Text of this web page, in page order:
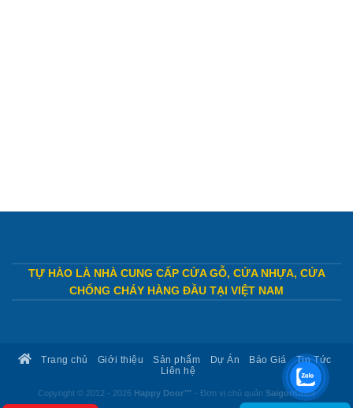
TỰ HÀO LÀ NHÀ CUNG CẤP CỬA GỖ, CỬA NHỰA, CỬA
CHỐNG CHÁY HÀNG ĐẦU TẠI VIỆT NAM
Trang chủ Giới thiệu Sản phẩm Dự Án Báo Giá
Tin Tức
Liên hệ
Copyright © 2012 - 2026 Happy Door™ - Đơn vị chủ quản SaigonDoor